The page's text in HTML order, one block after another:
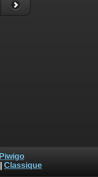
Piwigo
Classique